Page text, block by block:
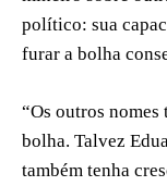
político: sua
furar a bolha
“Os outros nomes
bolha. Talvez
também tenha